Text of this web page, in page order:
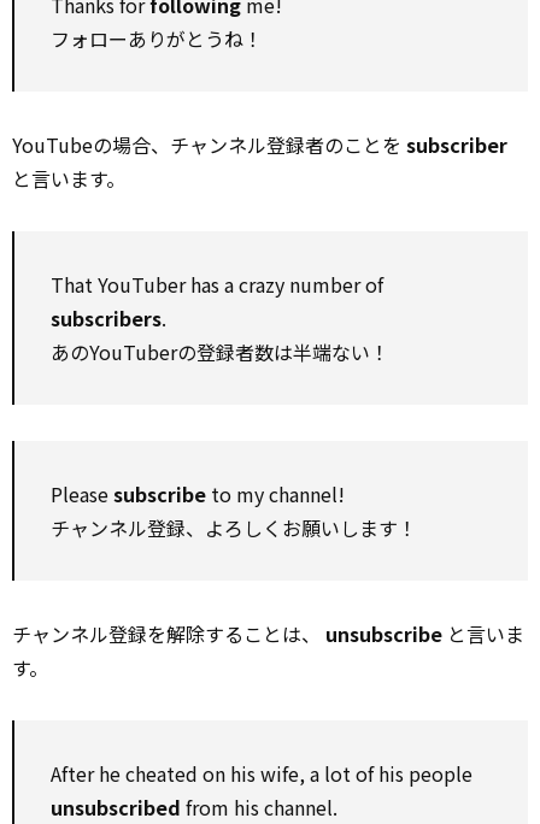
フォローありがとうね！
YouTubeの場合、チャンネル登録者のことを subscriber
と言います。
That YouTuber has a crazy number of
subscribers.
あのYouTuberの登録者数は半端ない！
Pleasesubscribe to my channel!
チャンネル登録、よろしくお願いします！
チャンネル登録を解除することは、 unsubscribe と言いま
す。
After he cheated on his wife, a lot of his people
unsubscribed from his channel.